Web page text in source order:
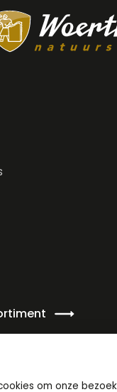
om onze